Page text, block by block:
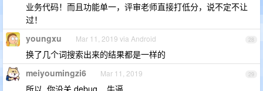
业务代码！而且功能单一，评审老师直接打低分，说不定不让
过！
28
youngxu Mar 11, 2019 via Android
换了几个词搜索出来的结果都是一样的
29
meiyoumingzi6 Mar 11, 2019
所以, 你没关 debug ,,,牛逼.........